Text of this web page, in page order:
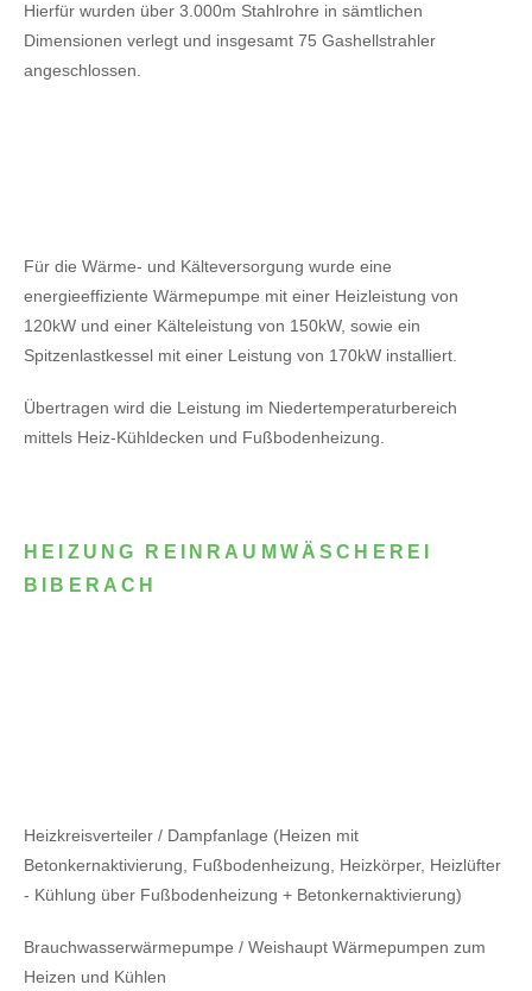
Hierfür wurden über 3.000m Stahlrohre in sämtlichen
Dimensionen verlegt und insgesamt 75 Gashellstrahler
angeschlossen.
Für die Wärme- und Kälteversorgung wurde eine
energieeffiziente Wärmepumpe mit einer Heizleistung von
120kW und einer Kälteleistung von 150kW, sowie ein
Spitzenlastkessel mit einer Leistung von 170kW installiert.
Übertragen wird die Leistung im Niedertemperaturbereich
mittels Heiz-Kühldecken und Fußbodenheizung.
HEIZUNG REINRAUMWÄSCHEREI
BIBERACH
Heizkreisverteiler / Dampfanlage (Heizen mit
Betonkernaktivierung, Fußbodenheizung, Heizkörper, Heizlüfter
- Kühlung über Fußbodenheizung + Betonkernaktivierung)
Brauchwasserwärmepumpe / Weishaupt Wärmepumpen zum
Heizen und Kühlen